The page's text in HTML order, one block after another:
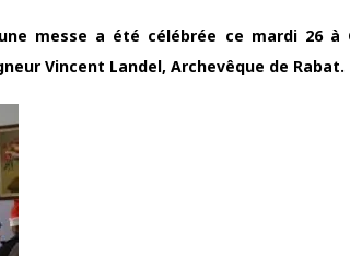
messe a été célébrée ce mardi 26
Vincent Landel, Archevêque de Rabat.